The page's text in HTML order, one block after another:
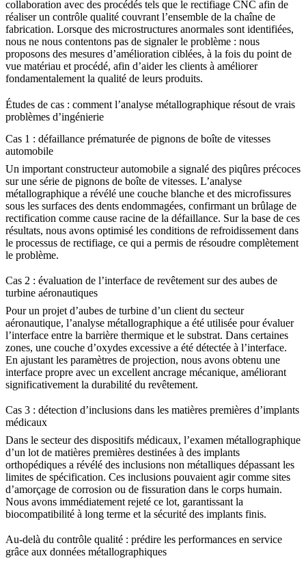
collaboration avec des procédés tels que le rectifiage CNC afin de
réaliser un contrôle qualité couvrant l’ensemble de la chaîne de
fabrication. Lorsque des microstructures anormales sont identifiées,
nous ne nous contentons pas de signaler le problème : nous
proposons des mesures d’amélioration ciblées, à la fois du point de
vue matériau et procédé, afin d’aider les clients à améliorer
fondamentalement la qualité de leurs produits.
Études de cas : comment l’analyse métallographique résout de vrais
problèmes d’ingénierie
Cas 1 : défaillance prématurée de pignons de boîte de vitesses
automobile
Un important constructeurautomobile a signalé des piqûres précoces
sur une série de pignons de boîte de vitesses. L’analyse
métallographique a révélé une couche blanche et des microfissures
sous les surfaces des dents endommagées, confirmant un brûlage de
rectification comme cause racine de la défaillance. Sur la base de ces
résultats, nous avons optimisé les conditions de refroidissement dans
le processus de rectifiage, ce qui a permis de résoudre complètement
le problème.
Cas 2 : évaluation de l’interface de revêtement sur des aubes de
turbine aéronautiques
Pour un projet d’aubes de turbine d’un client du secteur
aéronautique, l’analyse métallographique a été utilisée pour évaluer
l’interface entre la barrière thermique et le substrat. Dans certaines
zones, une couche d’oxydes excessive a été détectée à l’interface.
En ajustant les paramètres de projection, nous avons obtenu une
interface propre avec un excellent ancrage mécanique, améliorant
significativement la durabilité du revêtement.
Cas 3 : détection d’inclusions dans les matières premières d’implants
médicaux
Dans le secteur des dispositifs médicaux, l’examen métallographique
d’un lot de matières premières destinées à des implants
orthopédiques a révélé des inclusions non métalliques dépassant les
limites de spécification. Ces inclusions pouvaient agir comme sites
d’amorçage de corrosion ou de fissuration dans le corps humain.
Nous avons immédiatement rejeté ce lot, garantissant la
biocompatibilité à long terme et la sécurité des implants finis.
Au-delà du contrôle qualité : prédire les performances en service
grâce aux données métallographiques